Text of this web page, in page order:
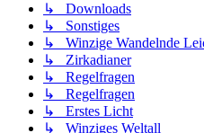
↳ Downloads
↳ Sonstiges
↳ Winzige Wandelnde
↳ Zirkadianer
↳ Regelfragen
↳ Regelfragen
↳ Erstes Licht
↳ Winziges Weltall